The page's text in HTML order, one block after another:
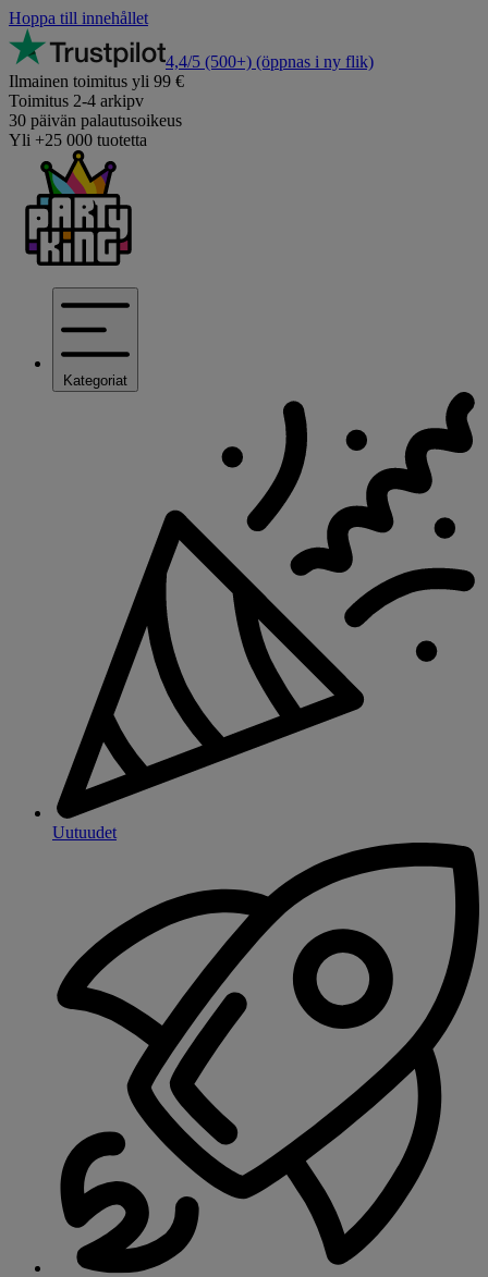
Hoppa till innehållet
4,4/5 (500+) (öppnas i ny flik)
Ilmainen toimitus yli 99 €
Toimitus 2-4 arkipv
30 päivän palautusoikeus
Yli +25 000 tuotetta
Kategoriat
Uutuudet